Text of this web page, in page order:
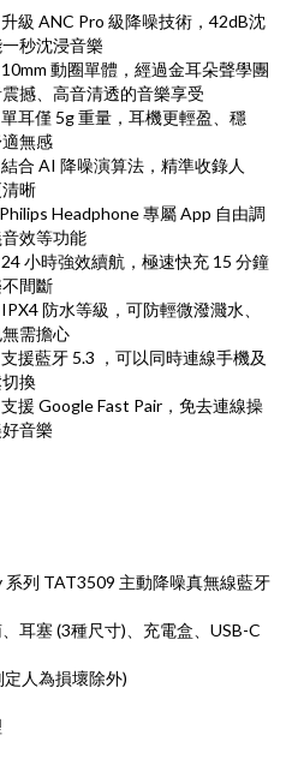
升級 ANC Pro 級降噪技術，42dB沈
秒沈浸音樂
10mm 動圈單體，經過金耳朵聲學團
撼、高音清透的音樂享受
單耳僅 5g 重量，耳機更輕盈、穩
無感
結合 AI 降噪演算法，精準收錄人
晰
Philips Headphone 專屬 App 自由調
效等功能
24 小時強效續航，極速快充 15 分鐘
間斷
IPX4 防水等級，可防輕微潑濺水、
需擔心
支援藍牙 5.3 ，可以同時連線手機及
換
支援 Google Fast Pair，免去連線操
音樂
列 TAT3509 主動降噪真無線藍牙
耳塞 (3種尺寸)、充電盒、USB-C
人為損壞除外)